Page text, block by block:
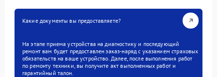
Какие документы вы предоставляете?
На этапе приема устройства на диагностику и последующий
ремонт вам будет предоставлен заказ-наряд с указанием страховых
обязательств на ваше устройство. Далее, после выполнения работ
по ремонту техники, вы получите акт выполненных работ и
гарантийный талон.